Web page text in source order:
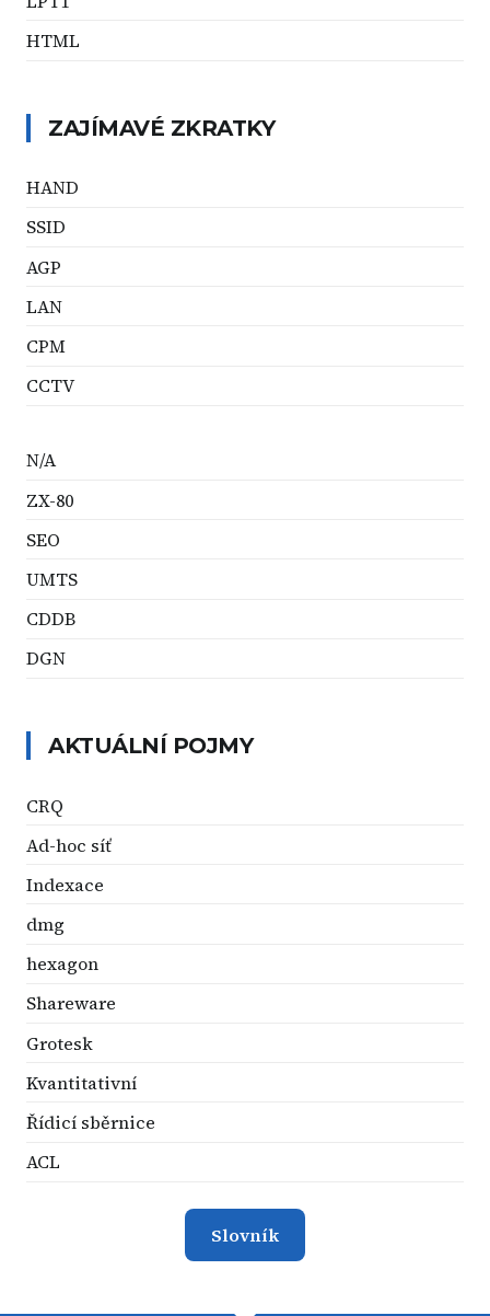
HTML
ZAJÍMAVÉ ZKRATKY
HAND
SSID
AGP
LAN
CPM
CCTV
N/A
ZX-80
SEO
UMTS
CDDB
DGN
AKTUÁLNÍ POJMY
CRQ
Ad-hoc síť
Indexace
dmg
hexagon
Shareware
Grotesk
Kvantitativní
Řídicí sběrnice
ACL
Slovník